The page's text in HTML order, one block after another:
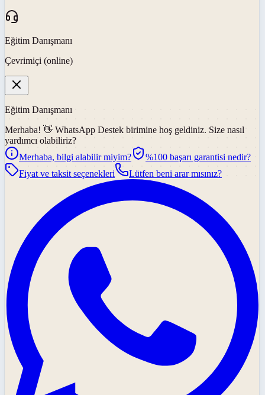
Eğitim Danışmanı
Çevrimiçi (online)
Eğitim Danışmanı
Merhaba! 👋 WhatsApp Destek birimine hoş geldiniz. Size nasıl
yardımcı olabiliriz?
Merhaba, bilgi alabilir miyim?
%100 başarı garantisi nedir?
Fiyat ve taksit seçenekleri
Lütfen beni arar mısınız?